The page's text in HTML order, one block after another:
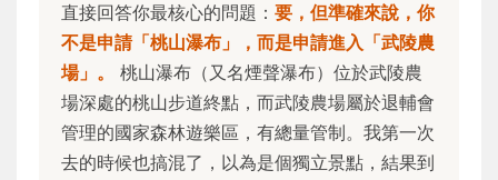
直接回答你最核心的問題： 要，但準確來說，你
不是申請「桃山瀑布」，而是申請進入「武陵農
場」。
桃山瀑布（又名煙聲瀑布）位於武陵農
場深處的桃山步道終點，而武陵農場屬於退輔會
管理的國家森林遊樂區，有總量管制。我第一次
去的時候也搞混了，以為是個獨立景點，結果到